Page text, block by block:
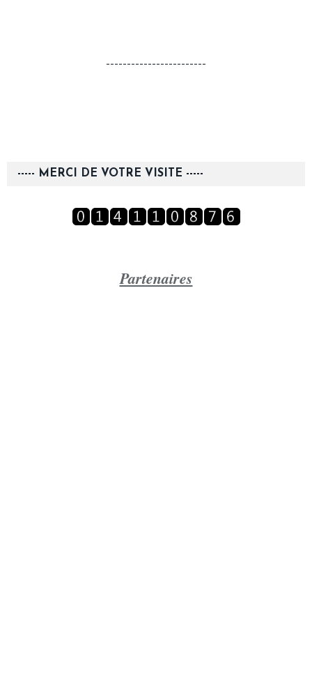
------------------------
----- MERCI DE VOTRE VISITE -----
Partenaires